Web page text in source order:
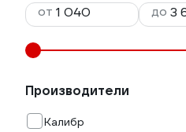
от
до
Производители
Калибр